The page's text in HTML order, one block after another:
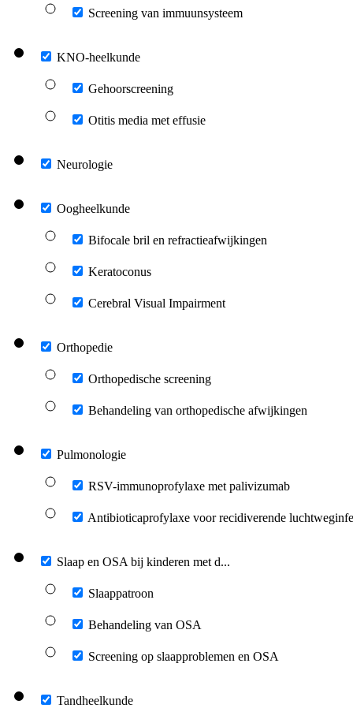
Screening van immuunsysteem
KNO-heelkunde
Gehoorscreening
Otitis media met effusie
Neurologie
Oogheelkunde
Bifocale bril en refractieafwijkingen
Keratoconus
Cerebral Visual Impairment
Orthopedie
Orthopedische screening
Behandeling van orthopedische afwijkingen
Pulmonologie
RSV-immunoprofylaxe met palivizumab
Antibioticaprofylaxe voor recidiverende
Slaap en OSA bij kinderen met d...
Slaappatroon
Behandeling van OSA
Screening op slaapproblemen en OSA
Tandheelkunde